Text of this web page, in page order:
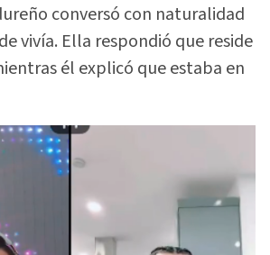
conversó con naturalidad
vivía. Ella respondió que reside
él explicó que estaba en